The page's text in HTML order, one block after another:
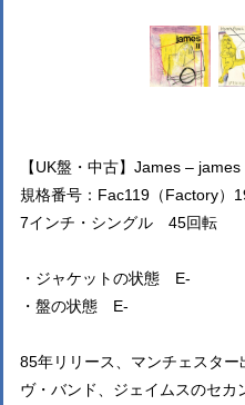
【UK盤・中古】James ‎– james
規格番号：Fac119（Factory）
7インチ・シングル 45回転
・ジャケットの状態 E-
・盤の状態 E-
85年リリース、マンチェスタ
ヴ・バンド、ジェイムスのセ